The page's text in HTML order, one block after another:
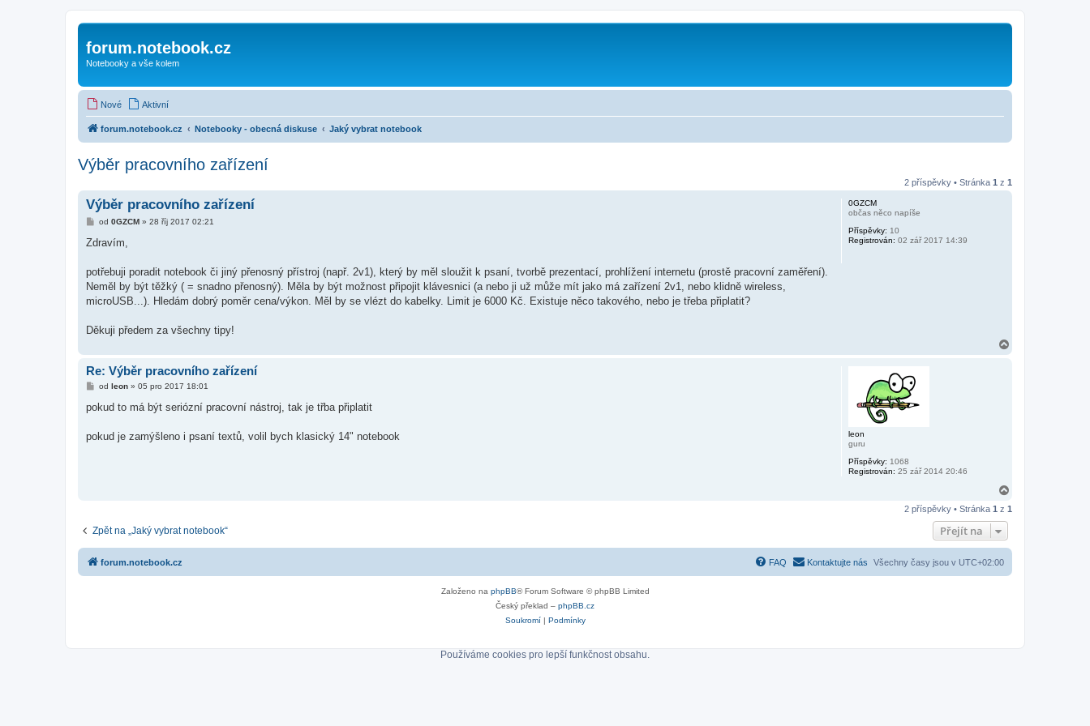
forum.notebook.cz
Notebooky a vše kolem
Nové Aktivní
forum.notebook.cz Notebooky - obecná diskuse Jaký vybrat notebook
Výběr pracovního zařízení
2 příspěvky • Stránka 1 z 1
0GZCM
občas něco napíše
Příspěvky: 10
Registrován: 02 zář 2017 14:39
Výběr pracovního zařízení
P
í
ě
e
k
od 0GZCM» 28 říj 2017 02:21
Zdravím,
potřebuji poradit notebook či jiný přenosný přístroj (např. 2v1), který by měl sloužit k psaní, tvorbě prezentací, prohlížení internetu (prostě pracovní zaměření).
Neměl by být těžký ( = snadno přenosný). Měla by být možnost připojit klávesnici (a nebo ji už může mít jako má zařízení 2v1, nebo klidně wireless,
microUSB...). Hledám dobrý poměr cena/výkon. Měl by se vlézt do kabelky. Limit je 6000 Kč. Existuje něco takového, nebo je třeba připlatit?
Děkuji předem za všechny tipy!
leon
guru
Příspěvky: 1068
Registrován: 25 zář 2014 20:46
Re: Výběr pracovního zařízení
P
í
ě
od leon» 05 pro 2017 18:01
pokud to má být seriózní pracovní nástroj, tak je třba připlatit
pokud je zamýšleno i psaní textů, volil bych klasický 14" notebook
h
2 příspěvky • Stránka 1 z 1
Zpět na „Jaký vybrat notebook“ Přejít na
forum.notebook.cz Všechny časy jsou v UTC+02:00
Kontaktujte nás
FAQ
Založeno na phpBB® Forum Software © phpBB Limited
Český překlad – phpBB.cz
Soukromí| Podmínky
Používáme cookies pro lepší funkčnost obsahu.